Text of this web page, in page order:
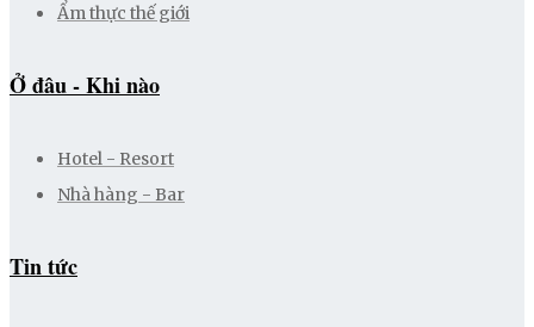
Ẩm thực thế giới
Ở đâu - Khi nào
Hotel - Resort
Nhà hàng - Bar
Tin tức